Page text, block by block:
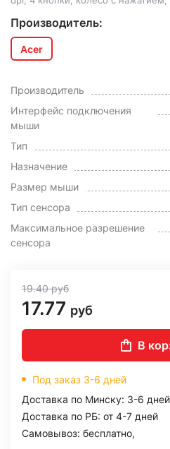
Производитель:
Acer
Производитель
Интерфейс подключения
мыши
Тип
Назначение
Размер мыши
Тип сенсора
Максимальное разрешение
сенсора
19.40руб
17.77 руб
В
Под заказ 3-6 дней
Доставка по Минску: 3-6 дней
Доставка по РБ: от 4-7 дней
Самовывоз: бесплатно,